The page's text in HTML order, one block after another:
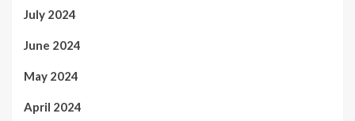
July 2024
June 2024
May 2024
April 2024